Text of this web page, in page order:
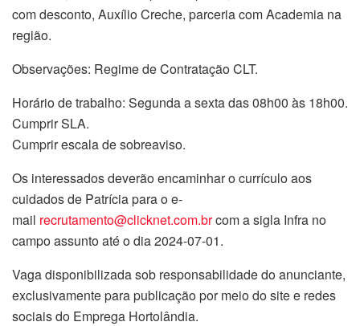
com desconto, Auxílio Creche, parceria com Academia na
região.
Observações: Regime de Contratação CLT.
Horário de trabalho: Segunda a sexta das 08h00 às 18h00.
Cumprir SLA.
Cumprir escala de sobreaviso.
Os interessados deverão encaminhar o currículo aos
cuidados de Patrícia para o e-
mail recrutamento@clicknet.com.brcom a sigla Infra no
campo assunto até o dia 2024-07-01.
Vaga disponibilizada sob responsabilidade do anunciante,
exclusivamente para publicação por meio do site e redes
sociais do Emprega Hortolândia.